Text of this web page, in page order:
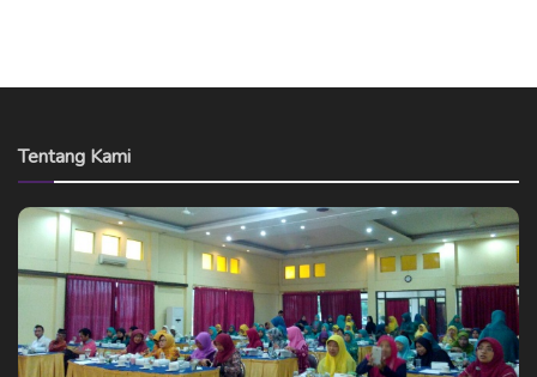
Tentang Kami